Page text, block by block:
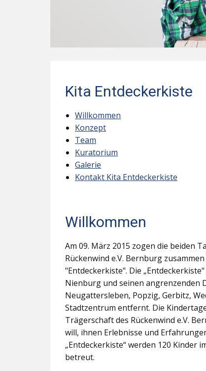
Kita Entdeckerkiste
Willkommen
Konzept
Team
Kuratorium
Galerie
Kontakt Kita Entdeckerkiste
Willkommen
Am 09. März 2015 zogen die beiden
Rückenwind e.V. Bernburg
"Entdeckerkiste". Die
Nienburg und seinen angrenzenden
Neugattersleben, Popzig, Gerbitz,
Stadtzentrum entfernt. Die
Trägerschaft des Rückenwind e.V.
will, ihnen Erlebnisse und
„Entdeckerkiste“ werden 120 Kinder
betreut.